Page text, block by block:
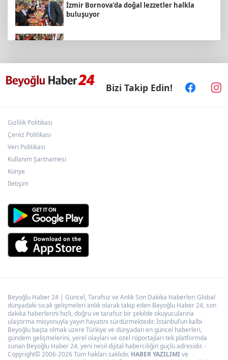
İzmir Bornova’da doğal lezzetler halkla
buluşuyor
Balıkesir’de kıyılar anlık takip ediliyor
Bizi Takip Edin!
Gizlilik Politikası
Çerez Politikası
Veri Politikası
Kullanım Şartnamesi
Künye
İletişim
Beyoğlu Haber 24 | Güncel, Tarafsız ve Anlık Son Dakika Haberleri Global
dünyadaki sıcak gelişmeleri anlık olarak takip eden Beyoğlu Haber 24, son
dakika haberlerini hızlı, doğru ve tarafsız bir şekilde okuyucularına
ulaştırma misyonuyla yayın hayatını sürdürmektedir. İstanbul’un kalbi
Beyoğlu başta olmak üzere Türkiye ve dünyadan en güncel haberleri,
gündem gelişmelerini, yerel olayları ve özel röportajları tek platformda
sunan Beyoğlu Haber 24, yeni nesil dijital haberciliğin güçlü adresidir. -
Copyright© 2006-2026 Tüm hakları saklıdır. HABER YAZILIMIve